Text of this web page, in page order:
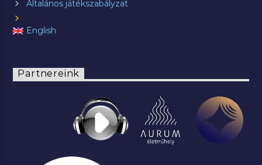
Általános játékszabályzat
English
Partnereink